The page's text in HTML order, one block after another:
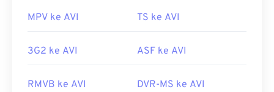
MPV ke AVI TS ke AVI
3G2 ke AVI ASF ke AVI
RMVB ke AVI DVR-MS ke AVI